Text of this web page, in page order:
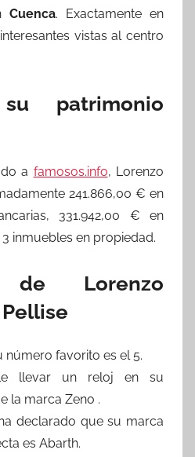
Cuenca. Exactamente en
vistas al centro
patrimonio
a famosos.info, Lorenzo
241.866,00 € en
331.942,00 € en
inmuebles en propiedad.
de Lorenzo
número favorito es el 5.
llevar un reloj en su
la marca Zeno .
declarado que su marca
es Abarth.